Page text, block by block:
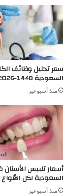
سعر تحليل وظائف
السعودية 1448-2026
منذ أسبوعين
أسعار تلبيس
السعودية لكل الأنواع 2026
منذ أسبوعين